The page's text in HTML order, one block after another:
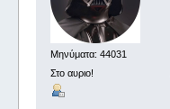
Μηνύματα: 44031
Στο αυριο!